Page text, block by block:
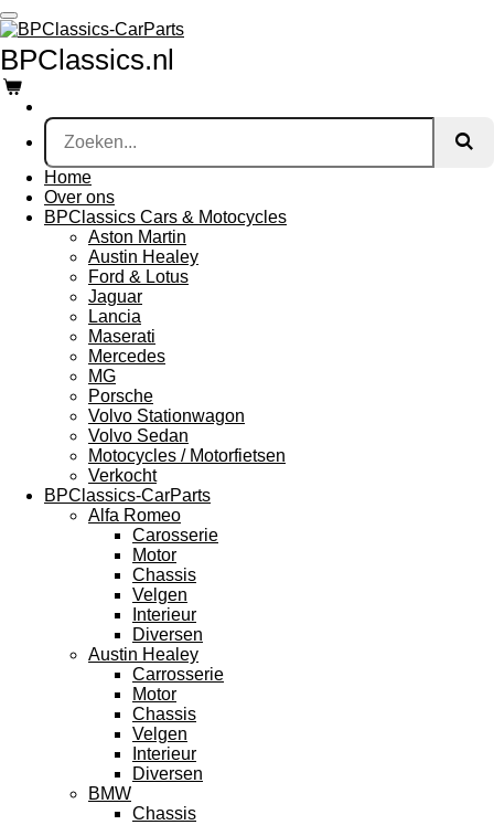
Ga
direct
naar
de
hoofdinhoud
BPClassics.nl
Home
Over ons
BPClassics Cars & Motocycles
Aston Martin
Austin Healey
Ford & Lotus
Jaguar
Lancia
Maserati
Mercedes
MG
Porsche
Volvo Stationwagon
Volvo Sedan
Motocycles / Motorfietsen
Verkocht
BPClassics-CarParts
Alfa Romeo
Carosserie
Motor
Chassis
Velgen
Interieur
Diversen
Austin Healey
Carrosserie
Motor
Chassis
Velgen
Interieur
Diversen
BMW
Chassis